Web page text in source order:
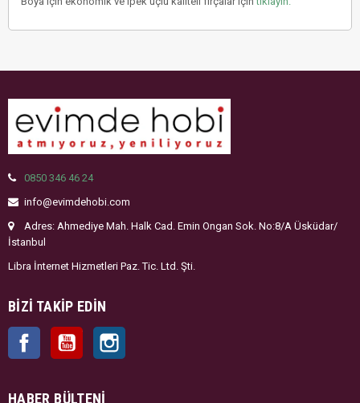
0850 346 46 24
info@evimdehobi.com
Adres: Ahmediye Mah. Halk Cad. Emin Ongan Sok. No:8/A Üsküdar/
İstanbul
Libra İnternet Hizmetleri Paz. Tic. Ltd. Şti.
BIZI TAKIP EDIN
Facebook YouTube
HABER BÜLTENI